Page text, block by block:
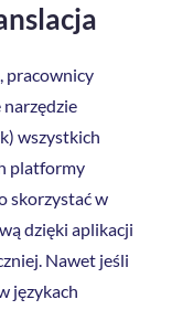
pracownicy
narzędzie
wszystkich
platformy
skorzystać w
dzięki aplikacji
Nawet jeśli
językach